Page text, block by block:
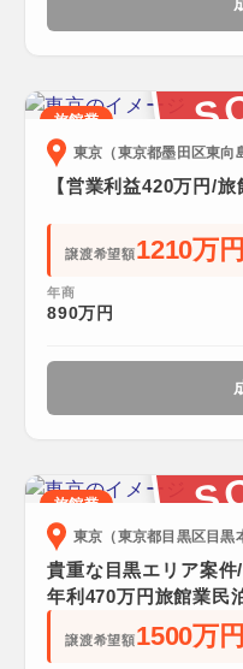
旅館業
東京（東京都墨田区東向
【営業利益420万円/
譲渡希望額1210万円
年商
890万円
旅館業
東京（東京都目黒区目黒
貴重な目黒エリア案
年利470万円旅館業民
譲渡希望額1500万円